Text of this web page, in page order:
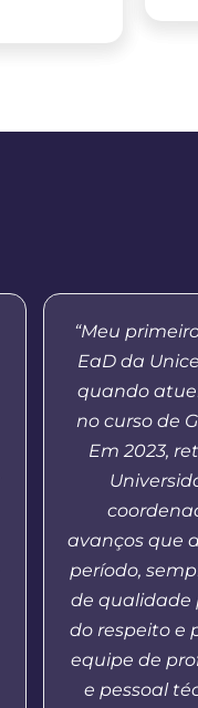
“Meu
EaD da
quando
no curso de
Em 2023,
avanços que
período,
de qualidade
do respeito e
equipe de
e pessoal